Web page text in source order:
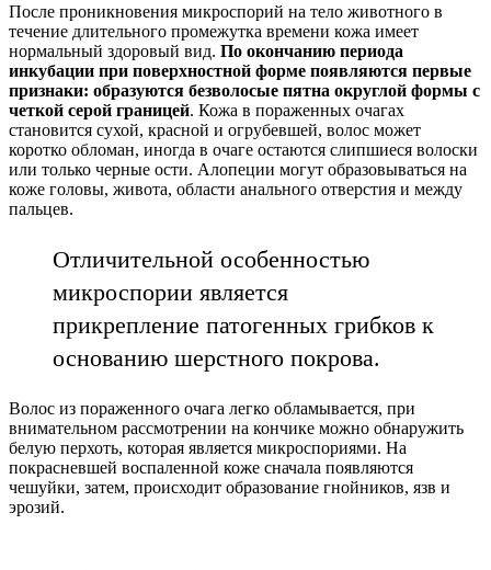
После проникновения микроспорий на тело животного в
течение длительного промежутка времени кожа имеет
нормальный здоровый вид. По окончанию периода
инкубации при поверхностной форме появляются первые
признаки: образуются безволосые пятна округлой формы с
четкой серой границей. Кожа в пораженных очагах
становится сухой, красной и огрубевшей, волос может
коротко обломан, иногда в очаге остаются слипшиеся волоски
или только черные ости. Алопеции могут образовываться на
коже головы, живота, области анального отверстия и между
пальцев.
Отличительной особенностью
микроспории является
прикрепление патогенных грибков к
основанию шерстного покрова.
Волос из пораженного очага легко обламывается, при
внимательном рассмотрении на кончике можно обнаружить
белую перхоть, которая является микроспориями. На
покрасневшей воспаленной коже сначала появляются
чешуйки, затем, происходит образование гнойников, язв и
эрозий.